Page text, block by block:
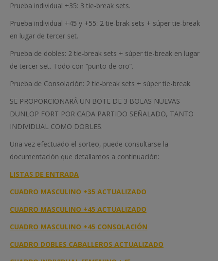
Prueba individual +35: 3 tie-break sets.
Prueba individual +45 y +55: 2 tie-brak sets + súper tie-break
en lugar de tercer set.
Prueba de dobles: 2 tie-break sets + súper tie-break en lugar
de tercer set. Todo con “punto de oro”.
Prueba de Consolación: 2 tie-break sets + súper tie-break.
SE PROPORCIONARÁ UN BOTE DE 3 BOLAS NUEVAS
DUNLOP FORT POR CADA PARTIDO SEÑALADO, TANTO
INDIVIDUAL COMO DOBLES.
Una vez efectuado el sorteo, puede consultarse la
documentación que detallamos a continuación:
LISTAS DE ENTRADA
CUADRO MASCULINO +35 ACTUALIZADO
CUADRO MASCULINO +45 ACTUALIZADO
CUADRO MASCULINO +45 CONSOLACIÓN
CUADRO DOBLES CABALLEROS ACTUALIZADO